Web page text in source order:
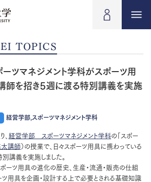
TOPICS
ツマネジメント学科がスポーツ用
師を招き5週に渡る特別講義を実施
経営学部,スポーツマネジメント学科
経営学部 スポーツマネジメント学科の「スポー
講師）の授業で、日々スポーツ用具に携わっている
講義を実施しました。
ポーツ用具の進化の歴史、生産・流通・販売の仕組
ツ用具を企画・設計する上で必要とされる基礎知識